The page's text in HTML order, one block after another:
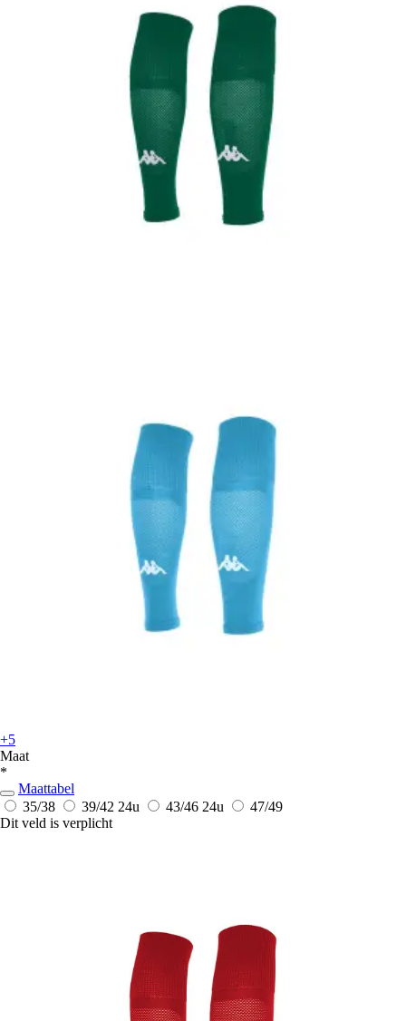
+5
Maat
*
Maattabel
35/38
39/42 24u 43/46 24u
47/49
Dit veld is verplicht